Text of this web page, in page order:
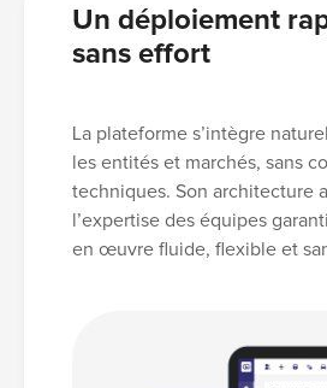
Un déploiement
sans effort
La plateforme s’intègre
les entités et marchés, sans
techniques. Son architecture
l’expertise des équipes
en œuvre fluide, flexible et